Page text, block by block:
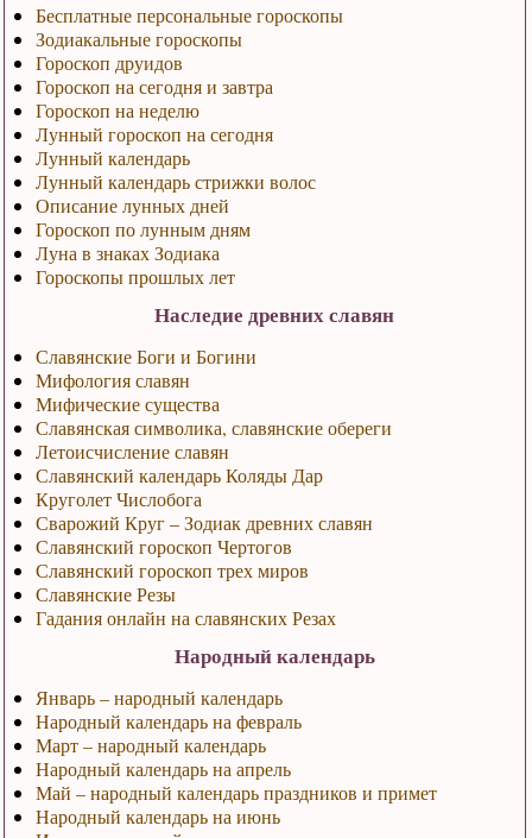
Бесплатные персональные гороскопы
Зодиакальные гороскопы
Гороскоп друидов
Гороскоп на сегодня и завтра
Гороскоп на неделю
Лунный гороскоп на сегодня
Лунный календарь
Лунный календарь стрижки волос
Описание лунных дней
Гороскоп по лунным дням
Луна в знаках Зодиака
Гороскопы прошлых лет
Наследие древних славян
Славянские Боги и Богини
Мифология славян
Мифические существа
Славянская символика, славянские обереги
Летоисчисление славян
Славянский календарь Коляды Дар
Круголет Числобога
Сварожий Круг – Зодиак древних славян
Славянский гороскоп Чертогов
Славянский гороскоп трех миров
Славянские Резы
Гадания онлайн на славянских Резах
Народный календарь
Январь – народный календарь
Народный календарь на февраль
Март – народный календарь
Народный календарь на апрель
Май – народный календарь праздников и примет
Народный календарь на июнь